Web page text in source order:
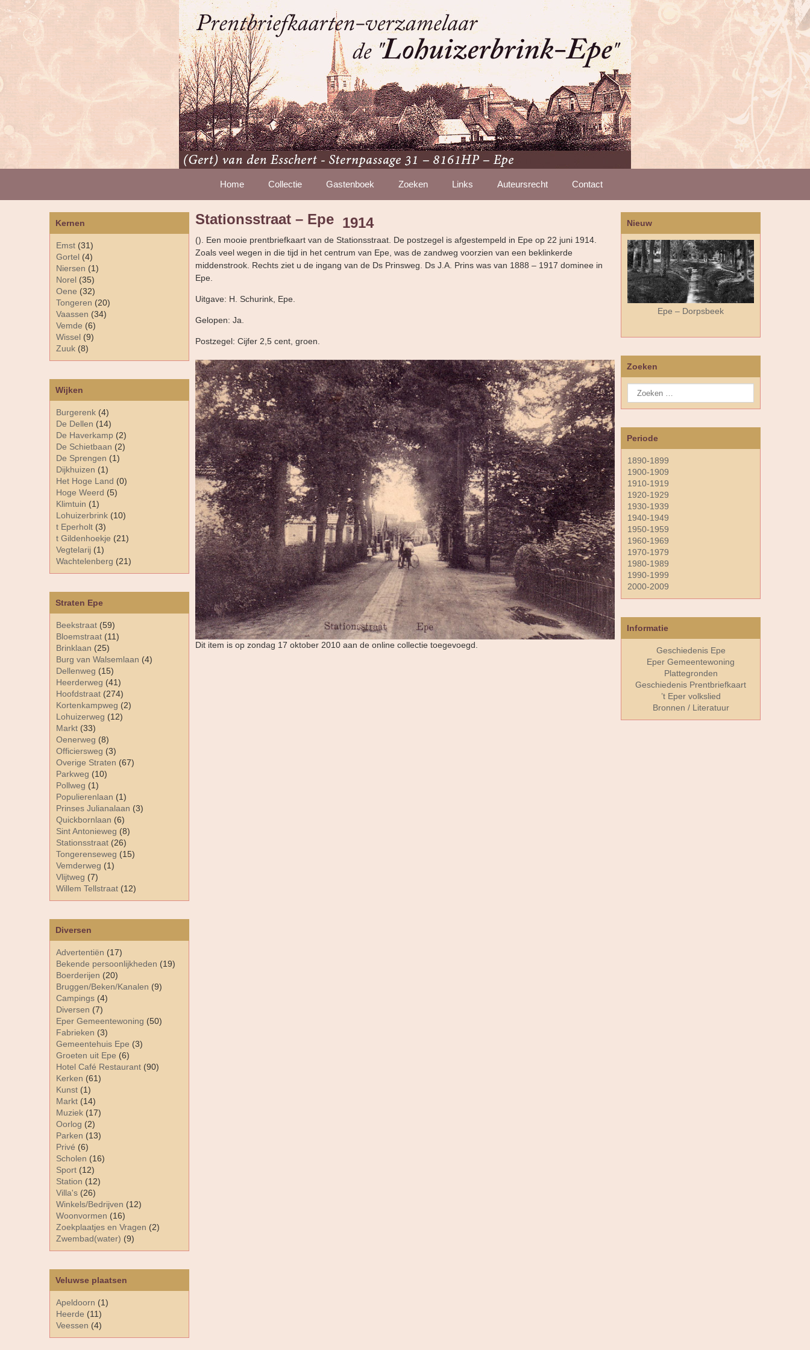
Home Collectie Gastenboek Zoeken Links Auteursrecht Contact
Diversen
Advertentiën (17)
Bekende persoonlijkheden (19)
Boerderijen (20)
Bruggen/Beken/Kanalen (9)
Campings (4)
Diversen (7)
Eper Gemeentewoning (50)
Fabrieken (3)
Gemeentehuis Epe (3)
Groeten uit Epe (6)
Hotel Café Restaurant (90)
Kerken (61)
Kunst (1)
Markt (14)
Muziek (17)
Oorlog (2)
Parken (13)
Privé (6)
Scholen (16)
Sport (12)
Station (12)
Villa's (26)
Winkels/Bedrijven (12)
Woonvormen (16)
Zoekplaatjes en Vragen (2)
Zwembad(water) (9)
Kernen
Emst (31)
Gortel (4)
Niersen (1)
Norel (35)
Oene (32)
Tongeren (20)
Vaassen (34)
Vemde (6)
Wissel (9)
Zuuk (8)
Straten Epe
Beekstraat (59)
Bloemstraat (11)
Brinklaan (25)
Burg van Walsemlaan (4)
Dellenweg (15)
Heerderweg (41)
Hoofdstraat (274)
Kortenkampweg (2)
Lohuizerweg (12)
Markt (33)
Oenerweg (8)
Officiersweg (3)
Overige Straten (67)
Parkweg (10)
Pollweg (1)
Populierenlaan (1)
Prinses Julianalaan (3)
Quickbornlaan (6)
Sint Antonieweg (8)
Stationsstraat (26)
Tongerenseweg (15)
Vemderweg (1)
Vlijtweg (7)
Willem Tellstraat (12)
Veluwse plaatsen
Apeldoorn (1)
Heerde (11)
Veessen (4)
Wijken
Burgerenk (4)
De Dellen (14)
De Haverkamp (2)
De Schietbaan (2)
De Sprengen (1)
Dijkhuizen (1)
Het Hoge Land (0)
Hoge Weerd (5)
Klimtuin (1)
Lohuizerbrink (10)
t Eperholt (3)
t Gildenhoekje (21)
Vegtelarij (1)
Wachtelenberg (21)
Stationsstraat – Epe 1914
(). Een mooie prentbriefkaart van de Stationsstraat. De postzegel is afgestempeld in Epe op 22 juni 1914.
Zoals veel wegen in die tijd in het centrum van Epe, was de zandweg voorzien van een beklinkerde
middenstrook. Rechts ziet u de ingang van de Ds Prinsweg. Ds J.A. Prins was van 1888 – 1917 dominee in
Epe.
Uitgave: H. Schurink, Epe.
Gelopen: Ja.
Postzegel: Cijfer 2,5 cent, groen.
Dit item is op zondag 17 oktober 2010 aan de online collectie toegevoegd.
Nieuw
Epe – Dorpsbeek
Zoeken
Periode
1890-1899
1900-1909
1910-1919
1920-1929
1930-1939
1940-1949
1950-1959
1960-1969
1970-1979
1980-1989
1990-1999
2000-2009
Informatie
Geschiedenis Epe
Eper Gemeentewoning
Plattegronden
Geschiedenis Prentbriefkaart
’t Eper volkslied
Bronnen / Literatuur